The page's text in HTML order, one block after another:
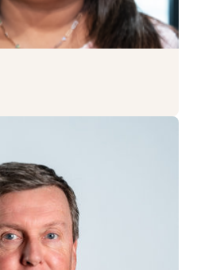
88 40
Ackermans & van Haaren in
assistent voor de
in Mumbai, India.